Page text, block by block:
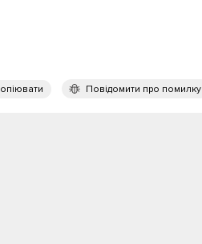
Повідомити про помилку